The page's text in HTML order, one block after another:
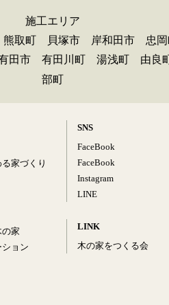
施工エリア
取町 貝塚市 岸和田市 忠
田市 有田川町 湯浅町
部町
家づくり
家
ョン
SNS
FaceBook
FaceBook
Instagram
LINE
LINK
木の家をつくる会